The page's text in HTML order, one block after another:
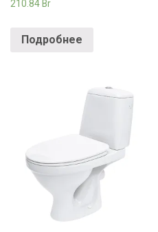
210.84 Br
Подробнее